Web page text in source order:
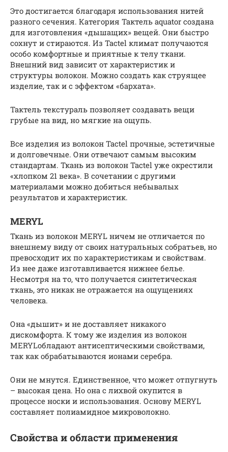
Это достигается благодаря использования нитей
разного сечения. Категория Тактель aquator создана
для изготовления «дышащих» вещей. Они быстро
сохнут и стираются. Из Tactel климат получаются
особо комфортные и приятные к телу ткани.
Внешний вид зависит от характеристик и
структуры волокон. Можно создать как струящее
изделие, так и с эффектом «бархата».
Тактель текстураль позволяет создавать вещи
грубые на вид, но мягкие на ощупь.
Все изделия из волокон Tactel прочные, эстетичные
и долговечные. Они отвечают самым высоким
стандартам. Ткань из волокон Tactel уже окрестили
«хлопком 21 века». В сочетании с другими
материалами можно добиться небывалых
результатов и характеристик.
MERYL
Ткань из волокон MERYL ничем не отличается по
внешнему виду от своих натуральных собратьев, но
превосходит их по характеристикам и свойствам.
Из нее даже изготавливается нижнее белье.
Несмотря на то, что получается синтетическая
ткань, это никак не отражается на ощущениях
человека.
Она «дышит» и не доставляет никакого
дискомфорта. К тому же изделия из волокон
MERYLобладают антисептическими свойствами,
так как обрабатываются ионами серебра.
Они не мнутся. Единственное, что может отпугнуть
– высокая цена. Но она с лихвой окупится в
процессе носки и использования. Основу MERYL
составляет полиамидное микроволокно.
Свойства и области применения